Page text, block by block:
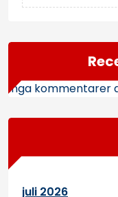
Inga kommentarer
juli 2026